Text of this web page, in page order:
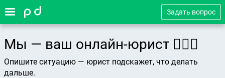
Задать вопрос
Мы — ваш онлайн-юрист 👨🏻‍⚖️
Опишите ситуацию — юрист подскажет, что делать
дальше.